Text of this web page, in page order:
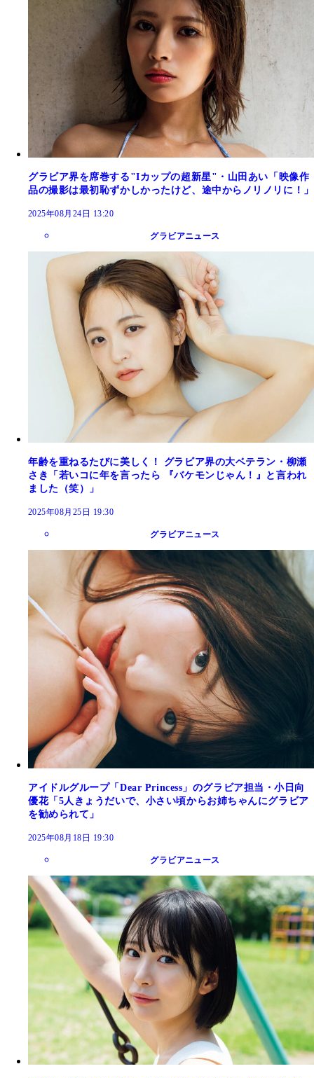
グラビア界を席巻する"Iカップの超新星"・山田あい「映像作
品の撮影は最初恥ずかしかったけど、途中からノリノリに！」
2025年08月24日 13:20
グラビアニュース
年齢を重ねるたびに美しく！ グラビア界の大ベテラン・柳瀬
さき「若いコに年を言ったら 『バケモンじゃん！』と言われ
ました（笑）」
2025年08月25日 19:30
グラビアニュース
アイドルグループ「Dear Princess」のグラビア担当・小日向
優花「5人きょうだいで、小さい頃からお姉ちゃんにグラビア
を勧められて」
2025年08月18日 19:30
グラビアニュース